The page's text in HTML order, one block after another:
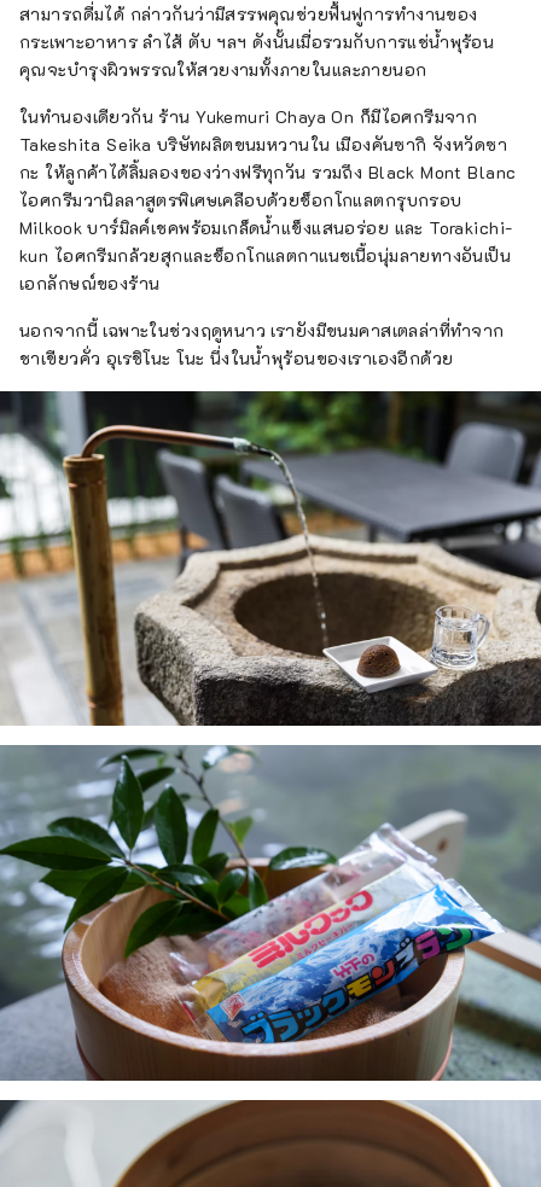
สามารถดื่มได้ กล่าวกันว่ามีสรรพคุณช่วยฟื้นฟูการทำงานของ
กระเพาะอาหาร ลำไส้ ตับ ฯลฯ ดังนั้นเมื่อรวมกับการแช่น้ำพุร้อน
คุณจะบำรุงผิวพรรณให้สวยงามทั้งภายในและภายนอก
ในทำนองเดียวกัน ร้าน Yukemuri Chaya On ก็มีไอศกรีมจาก
Takeshita Seika บริษัทผลิตขนมหวานใน เมืองคันซากิ จังหวัดซา
กะ ให้ลูกค้าได้ลิ้มลองของว่างฟรีทุกวัน รวมถึง Black Mont Blanc
ไอศกรีมวานิลลาสูตรพิเศษเคลือบด้วยช็อกโกแลตกรุบกรอบ
Milkook บาร์มิลค์เชคพร้อมเกล็ดน้ำแข็งแสนอร่อย และ Torakichi-
kun ไอศกรีมกล้วยสุกและช็อกโกแลตกาแนชเนื้อนุ่มลายทางอันเป็น
เอกลักษณ์ของร้าน
นอกจากนี้ เฉพาะในช่วงฤดูหนาว เรายังมีขนมคาสเตลล่าที่ทำจาก
ชาเขียวคั่ว อุเรชิโนะ โนะ นึ่งในน้ำพุร้อนของเราเองอีกด้วย